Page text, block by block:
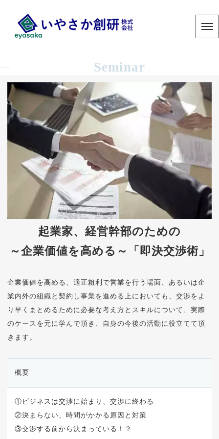
Seminar
起業家、経営幹部のための
～企業価値を高める～「即決交渉術」
企業価値を高める、適正粗利で営業を行う場面、あるいは企
業内外の組織と契約し事業を進める上においても、交渉をよ
り早くまとめるために必要な考え方とスキルについて、実際
のケースを元に学んで頂き、自身の今後の活動に役立てて頂
きます。
概要
①ビジネスは交渉に始まり、交渉に終わる
②決まらない、時間がかかる原因と対策
③交渉する前から決まっている！？